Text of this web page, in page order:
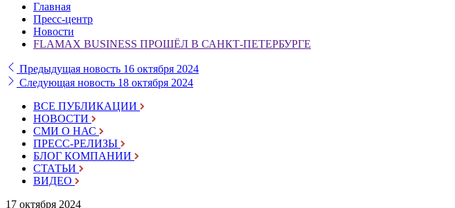
Главная
Пресс-центр
Новости
FLAMAX BUSINESS ПРОШЁЛ В САНКТ-ПЕТЕРБУРГЕ
Предыдущая новость 16 октября 2024
Следующая новость 18 октября 2024
ВСЕ ПУБЛИКАЦИИ
НОВОСТИ
СМИ О НАС
ПРЕСС-РЕЛИЗЫ
БЛОГ КОМПАНИИ
СТАТЬИ
ВИДЕО
17 октября 2024